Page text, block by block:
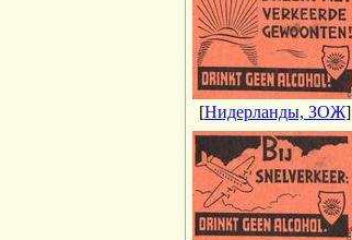
[Нидерланды, ЗОЖ]